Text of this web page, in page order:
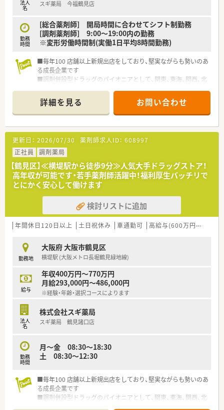
法人
名 スギ薬局 今福鶴見店
勤務
時間
[総合薬剤師] 開局時間に合わせてシフト制勤務
[調剤薬剤師] 9:00～19:00内の勤務
※変形労働時間制(実働1日平均8時間勤務)
■毎年100 店舗以上新規出店をしており、堅実ながらも勢いのあ
る成長企業です
■調剤併設型ドラッグのパイオニアとして、関東、東海、関西、北
■研修制度は様々なプランがあり、集合研修だけでなく任意で受
講可能な研修も幅広く用意されています
■店舗で活躍する従業員、社外で活躍する従業員、将来経営幹部
となる従業員など、薬剤師として様々な活躍ができるフィールド
を用意されています
■総合薬剤師・調剤薬剤師（土日休み・19時までの勤務）どちらか
の働き方を選択できます
■調剤併設型だけでなく「医療モール・クリニック併設店舗」「敷
地内薬局」「訪問調剤特化型店舗」など様々な店舗を運営してい
ます
■在宅医療にも積極的取り組んでおり「訪問調剤特化型店舗」を
50店舗以上、無菌調剤室は業界最多の51店舗設置しています
■「プラチナくるみん認定企業」「健康経営優良法人2023（大規模
法人部門）認定」等を取得し一人ひとりが働きやすい環境が整備
されています
があるのも特徴です
詳細を見る お問い合わせ
更新日： 2026/07/30 薬剤師求人ID： 608997
正社員
調剤薬局
【鶴見区】≪横堤駅から徒歩9分≫人気大手ドラッグストア！
高年収が可能です・若手薬剤師活躍中！福利厚生バッチリで
とにかく安心して働けます
検討リストに追加
年間休日120日以上 土日祝休み 車通勤可 高給与(600万円以上)
勤務地
大阪府 大阪市鶴見区
横堤駅 (大阪メトロ長堀鶴見緑地線)
給与
年収400万円～770万円
月給293,000円～486,000円
※経験・年齢・選択コースによります
法人
名
株式会社スギ薬局
スギ薬局 鶴見諸口店
勤務
時間
月～金 08:30〜18:30
土 08:30〜12:30
■毎年100 店舗以上新規出店をしており、堅実ながらも勢いのあ
る成長企業です
■調剤併設型ドラッグのパイオニアとして、関東、東海、関西、北